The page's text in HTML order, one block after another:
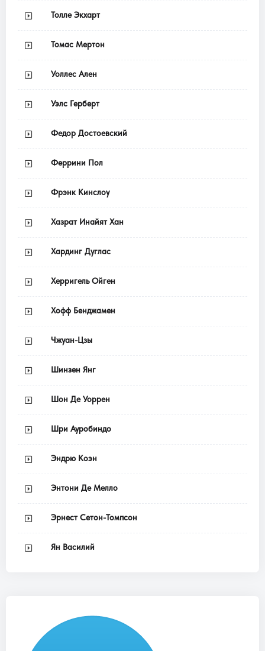
Толле Экхарт
Томас Мертон
Уоллес Ален
Уэлс Герберт
Федор Достоевский
Феррини Пол
Фрэнк Кинслоу
Хазрат Инайят Хан
Хардинг Дуглас
Херригель Ойген
Хофф Бенджамен
Чжуан-Цзы
Шинзен Янг
Шон Де Уоррен
Шри Ауробиндо
Эндрю Коэн
Энтони Де Мелло
Эрнест Сетон-Томпсон
Ян Василий